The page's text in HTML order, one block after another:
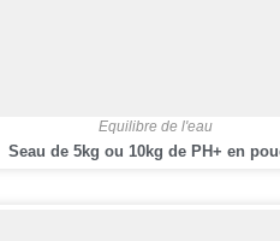
Equilibre de l'eau
Seau de 5kg ou 10kg de PH+ en